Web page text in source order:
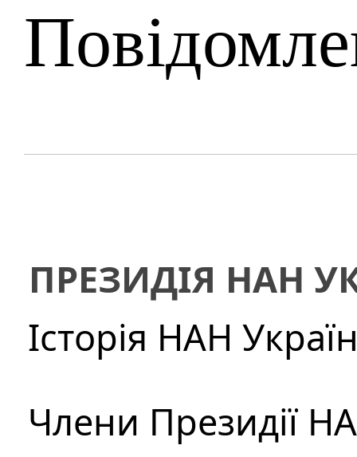
ПРЕЗИДІЯ НАН
Історія НАН
Члени Президії